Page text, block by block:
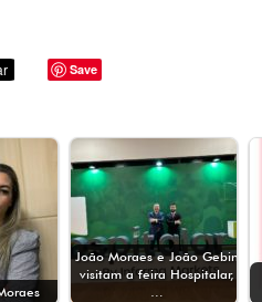
Save
João Moraes e João Gebin
visitam a feira Hospitalar,
…